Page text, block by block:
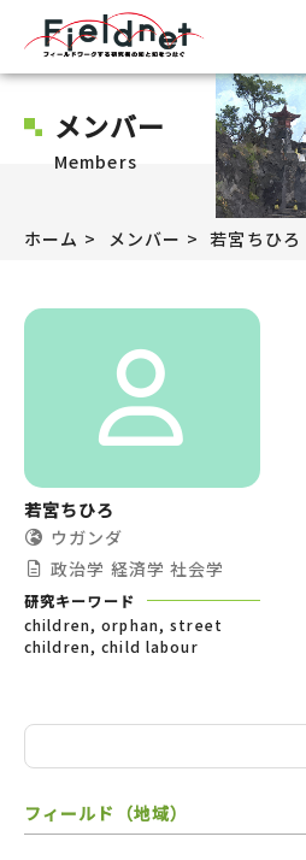
メンバー
Members
ホーム メンバー 若宮ちひろ
若宮ちひろ
ウガンダ
政治学 経済学 社会学
研究キーワード
children, orphan, street
children, child labour
フィールド（地域）